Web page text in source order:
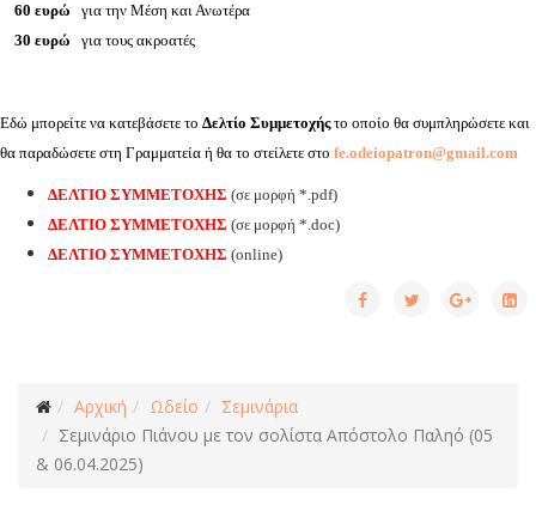
60 ευρώ για την Μέση και Ανωτέρα
30 ευρώ
για τους ακροατές
Εδώ μπορείτε να κατεβάσετε το Δελτίο Συμμετοχήςτο οποίο θα συμπληρώσετε και
θα παραδώσετε στη Γραμματεία ή θα το στείλετε στο fe.odeiopatron@gmail.com
ΔΕΛΤΙΟ ΣΥΜΜΕΤΟΧΗΣ (σε μορφή *.pdf)
ΔΕΛΤΙΟ ΣΥΜΜΕΤΟΧΗΣ (σε μορφή *.doc)
ΔΕΛΤΙΟ ΣΥΜΜΕΤΟΧΗΣ (online)
Αρχική Ωδείο
Σεμινάρια
Σεμινάριο Πιάνου με τον σολίστα Απόστολο Παληό (05
& 06.04.2025)